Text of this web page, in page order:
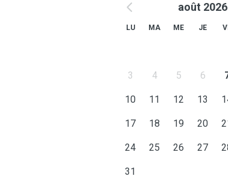
août 2026
LU MA ME JE
3 4 5 6
10 11 12 13
17 18 19 20
24 25 26 27
31